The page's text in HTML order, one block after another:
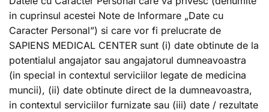
in cuprinsul acestei Note de Informare „Date cu
Caracter Personal”) si care vor fi prelucrate de
SAPIENS MEDICAL CENTER sunt (i) date obtinute de la
potentialul angajator sau angajatorul dumneavoastra
(in special in contextul serviciilor legate de medicina
muncii), (ii) date obtinute direct de la dumneavoastra,
in contextul serviciilor furnizate sau (iii) date / rezultate